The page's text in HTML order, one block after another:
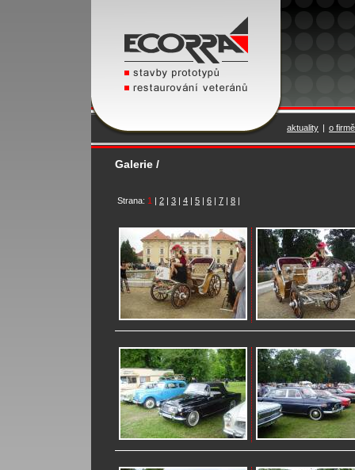
aktuality | o firmě
Galerie /
Strana: 1 | 2 | 3 | 4 | 5 | 6 | 7 | 8 |